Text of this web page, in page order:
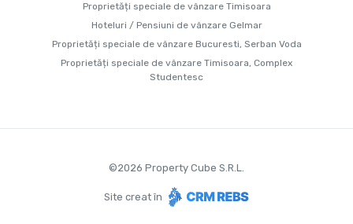
Proprietăți speciale de vânzare Timisoara
Hoteluri / Pensiuni de vânzare Gelmar
Proprietăți speciale de vânzare Bucuresti, Serban Voda
Proprietăți speciale de vânzare Timisoara, Complex
Studentesc
©2026 Property Cube S.R.L.
Site creat în